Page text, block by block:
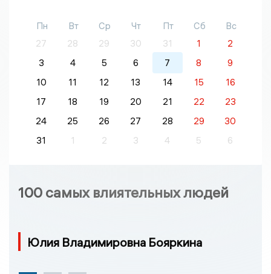
Пн Вт Ср Чт Пт Сб
Вс
27
28 29 30 31 1
2
3
4 5 6 7 8
9
10
11 12 13 14 15
16
17
18 19 20 21 22
23
24
25 26 27 28 29
30
31
1 2 3 4 5 6
100 самых влиятельных людей
Юлия Владимировна Бояркина